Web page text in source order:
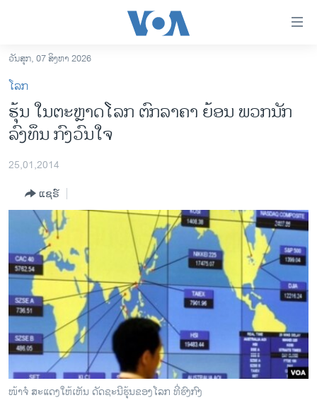
ເຂົ້າ
ຫາ
ຂ້າມ
ຂ້າມ
ຂ້າມ
ຫາ
ລາວ
ອາເມຣິກາ
ຂ່າວ​ຈີນ
ໂລກ
ເອເຊຍ
ອິດສະຫຼະພາບດ້ານການຂ່າວ
ຊີວິດຊາວລາວ
ຊຸມຊົນຊາວລາວ
ວິທະຍາສາດ-ເທັກໂນໂລຈີ
ທຸລະກິດ
ພາສາອັງກິດ
ວັນສຸກ, 07 ສິງຫາ 2026
ໂລກ
ຮຸ້ນ ໃນຕະຫຼາດໂລກ ຕົກລາຄາ ຍ້ອນ ພວກນັກ
ລົງທຶນ ກົງວົນໃຈ
25,01,2014
ແຊຣ໌
ໜ້າຈໍ ສະແດງໃຫ້ເຫັນ ດັດຊະນີຮຸ້ນຂອງໂລກ ທີ່ຮົງກົງ